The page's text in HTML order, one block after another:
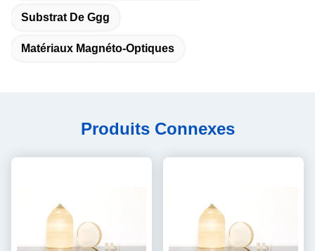
Substrat De Ggg
Matériaux Magnéto-Optiques
Produits Connexes